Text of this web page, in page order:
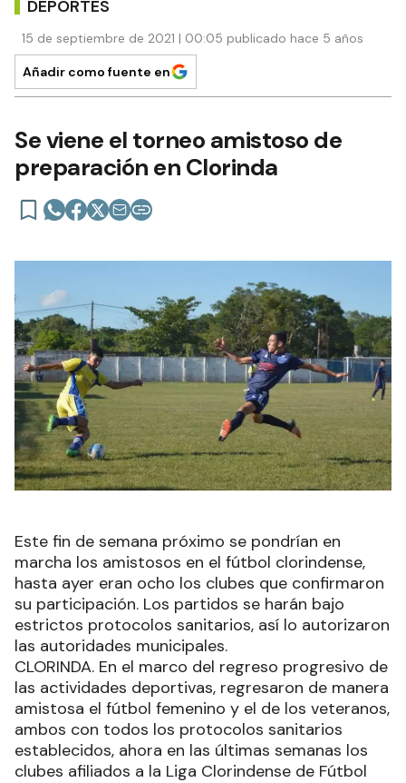
DEPORTES
15 de septiembre de 2021 | 00:05 publicado hace 5 años
Añadir como fuente en
Se viene el torneo amistoso de
preparación en Clorinda
Este fin de semana próximo se pondrían en
marcha los amistosos en el fútbol clorindense,
hasta ayer eran ocho los clubes que confirmaron
su participación. Los partidos se harán bajo
estrictos protocolos sanitarios, así lo autorizaron
las autoridades municipales.
CLORINDA. En el marco del regreso progresivo de
las actividades deportivas, regresaron de manera
amistosa el fútbol femenino y el de los veteranos,
ambos con todos los protocolos sanitarios
establecidos, ahora en las últimas semanas los
clubes afiliados a la Liga Clorindense de Fútbol